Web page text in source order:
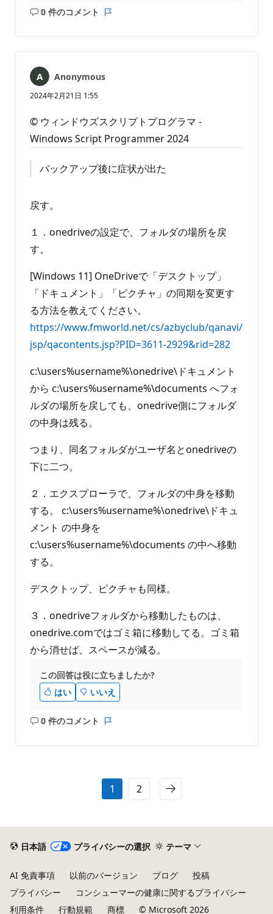
0 件のコメント
コ
あ
り
せ
Anonymous
2024年2月21日 1:55
© ウィンドウズスクリプトプログラマ -
Windows Script Programmer 2024
バックアップ後に症状が出た
戻す。
１．onedriveの設定で、フォルダの場所を戻
す。
[Windows 11] OneDriveで「デスクトップ」
「ドキュメント」「ピクチャ」の同期を変更す
る方法を教えてください。
https://www.fmworld.net/cs/azbyclub/qanavi/
jsp/qacontents.jsp?PID=3611-2929&rid=282
c:\users%username%\onedrive\ドキュメント
から c:\users%username%\documents へフォ
ルダの場所を戻しても、onedrive側にフォルダ
の中身は残る。
つまり、同名フォルダがユーザ名とonedriveの
下に二つ。
２．エクスプローラで、フォルダの中身を移動
する。 c:\users%username%\onedrive\ドキュ
メント の中身を
c:\users%username%\documents の中へ移動
する。
デスクトップ、ピクチャも同様。
３．onedriveフォルダから移動したものは、
onedrive.comではゴミ箱に移動してる。ゴミ箱
から消せば、スペースが減る。
この回答は役に立ちましたか?
はい
いいえ
0 件のコメント
コ
せ
ん
1 2
日本語 プライバシーの選択 テーマ
AI 免責事項 以前のバージョン ブログ
投稿
プライバシー
コンシューマーの健康に関するプライバシー
利用条件
行動規範 商標 © Microsoft 2026